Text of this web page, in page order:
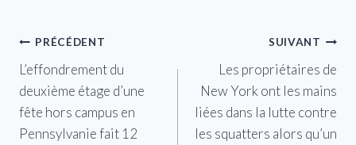
Navigation
de
l’article
PRÉCÉDENT
L’effondrement du
deuxième étage d’une
fête hors campus en
Pennsylvanie fait 12
SUIVANT
Les propriétaires de
New York ont ​​les mains
liées dans la lutte contre
les squatters alors qu’un